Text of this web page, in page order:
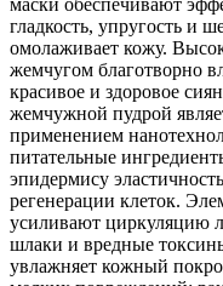
гладкость, упругость и
омолаживает кожу.
жемчугом благотворно
красивое и здоровое
жемчужной пудрой
применением
питательные
эпидермису
регенерации клеток.
усиливают циркуляцию
шлаки и вредные
увлажняет кожный